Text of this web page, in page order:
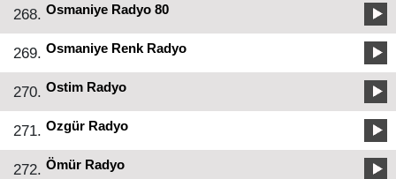
268. Osmaniye Radyo 80
269. Osmaniye Renk Radyo
270. Ostim Radyo
271. Ozgür Radyo
272. Ömür Radyo